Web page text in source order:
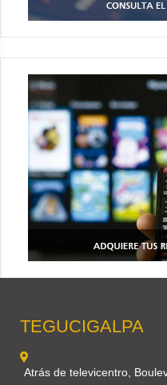
TEGUCIGALPA
Atrás de televicentro,